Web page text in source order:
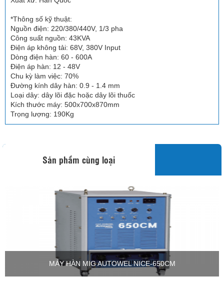
*Thông số kỹ thuật:
Nguồn điện: 220/380/440V, 1/3 pha
Công suất nguồn: 43KVA
Điện áp không tải: 68V, 380V Input
Dòng điện hàn: 60 - 600A
Điện áp hàn: 12 - 48V
Chu kỳ làm việc: 70%
Đường kính dây hàn: 0.9 - 1.4 mm
Loại dây: dây lõi đặc hoặc dây lõi thuốc
Kích thước máy: 500x700x870mm
Trọng lượng: 190Kg
Sản phẩm cùng loại
MÁY HÀN MIG AUTOWEL NICE-650CM